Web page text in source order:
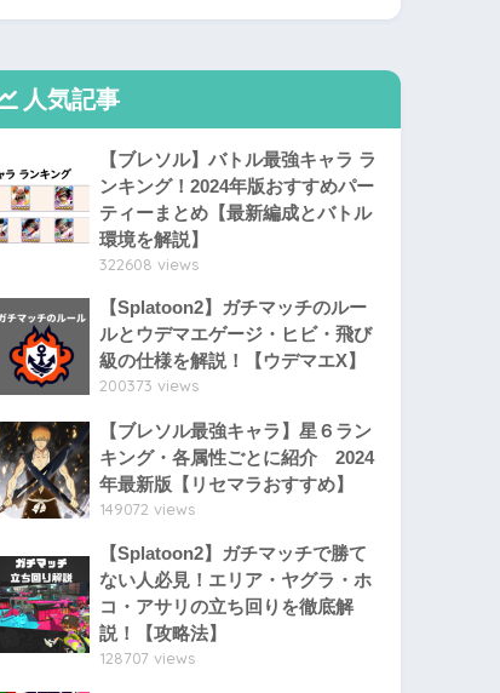
人気記事
【ブレソル】バトル最強キャラ ラ
ンキング！2024年版おすすめパー
ティーまとめ【最新編成とバトル
環境を解説】
322608 views
【Splatoon2】ガチマッチのルー
ルとウデマエゲージ・ヒビ・飛び
級の仕様を解説！【ウデマエX】
200373 views
【ブレソル最強キャラ】星６ラン
キング・各属性ごとに紹介 2024
年最新版【リセマラおすすめ】
149072 views
【Splatoon2】ガチマッチで勝て
ない人必見！エリア・ヤグラ・ホ
コ・アサリの立ち回りを徹底解
説！【攻略法】
128707 views